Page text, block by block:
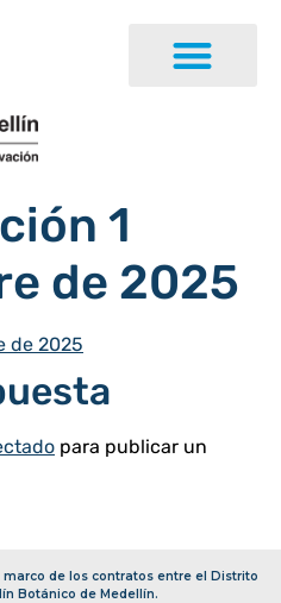
1
de 2025
de 2025
para publicar un
de los contratos entre el Distrito
Botánico de Medellín.